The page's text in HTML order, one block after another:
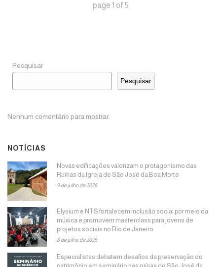
page 1 of 5
Pesquisar
Pesquisar
Nenhum comentário para mostrar.
NOTÍCIAS
Novas edificações valorizam o protagonismo das
Ruínas da Igreja de São José da Boa Morte
9 de julho de 2026
Elysium e NTS fortalecem inclusão social por meio da
música e promovem masterclass para jovens de
projetos sociais no Rio de Janeiro
8 de julho de 2026
Especialistas debatem desafios da preservação do